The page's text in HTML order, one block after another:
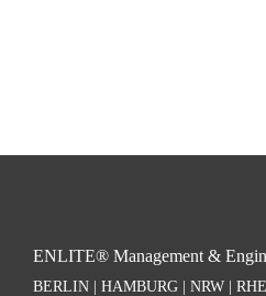
ENLITE® Management &
BERLIN | HAMBURG | NRW |